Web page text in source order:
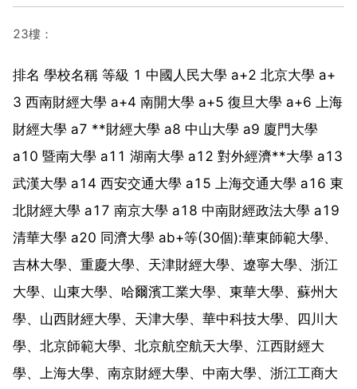
23樓：
排名 學校名稱 等級 1 中國人民大學 a+2 北京大學 a+
3 西南財經大學 a+4 南開大學 a+5 復旦大學 a+6 上海
財經大學 a7 **財經大學 a8 中山大學 a9 廈門大學
a10 暨南大學 a11 湖南大學 a12 對外經濟**大學 a13
武漢大學 a14 西安交通大學 a15 上海交通大學 a16 東
北財經大學 a17 南京大學 a18 中南財經政法大學 a19
清華大學 a20 同濟大學 ab+等(30個):華東師範大學、
吉林大學、重慶大學、天津財經大學、遼寧大學、浙江
大學、山東大學、哈爾濱工業大學、東華大學、蘇州大
學、山西財經大學、天津大學、華中科技大學、四川大
學、北京師範大學、北京航空航天大學、江西財經大
學、上海大學、南京財經大學、中南大學、浙江工商大